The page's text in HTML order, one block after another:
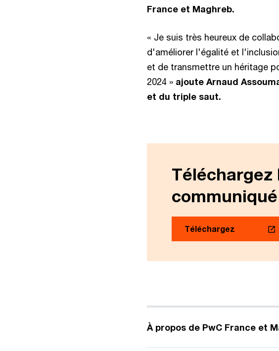
France et Maghreb.
« Je suis très heureux de
d'améliorer l'égalité et
et de transmettre un héritage
2024 » ajoute Arnaud
et du triple saut.
Téléchargez
Téléchargez
À propos de PwC France et